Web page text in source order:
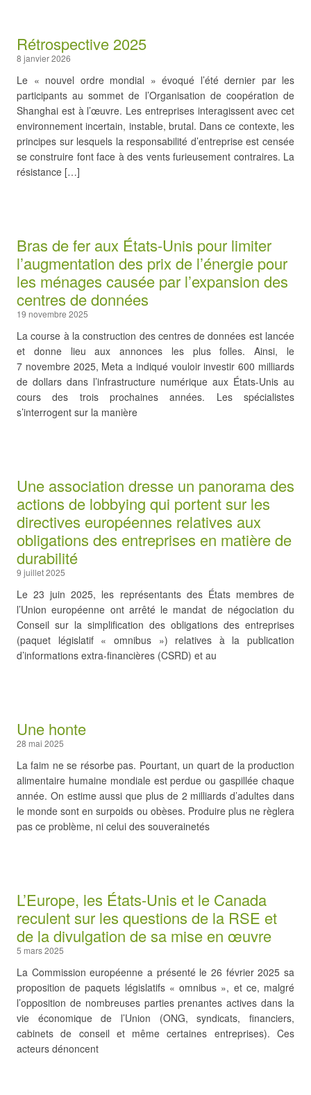
Rétrospective 2025
8 janvier 2026
Le « nouvel ordre mondial » évoqué l’été dernier par les
participants au sommet de l’Organisation de coopération de
Shanghai est à l’œuvre. Les entreprises interagissent avec cet
environnement incertain, instable, brutal. Dans ce contexte, les
principes sur lesquels la responsabilité d’entreprise est censée
se construire font face à des vents furieusement contraires. La
résistance […]
Bras de fer aux États-Unis pour limiter
l’augmentation des prix de l’énergie pour
les ménages causée par l’expansion des
centres de données
19 novembre 2025
La course à la construction des centres de données est lancée
et donne lieu aux annonces les plus folles. Ainsi, le
7 novembre 2025, Meta a indiqué vouloir investir 600 milliards
de dollars dans l’infrastructure numérique aux États-Unis au
cours des trois prochaines années. Les spécialistes
s’interrogent sur la manière
Une association dresse un panorama des
actions de lobbying qui portent sur les
directives européennes relatives aux
obligations des entreprises en matière de
durabilité
9 juillet 2025
Le 23 juin 2025, les représentants des États membres de
l’Union européenne ont arrêté le mandat de négociation du
Conseil sur la simplification des obligations des entreprises
(paquet législatif « omnibus ») relatives à la publication
d’informations extra-financières (CSRD) et au
Une honte
28 mai 2025
La faim ne se résorbe pas. Pourtant, un quart de la production
alimentaire humaine mondiale est perdue ou gaspillée chaque
année. On estime aussi que plus de 2 milliards d’adultes dans
le monde sont en surpoids ou obèses. Produire plus ne règlera
pas ce problème, ni celui des souverainetés
L’Europe, les États-Unis et le Canada
reculent sur les questions de la RSE et
de la divulgation de sa mise en œuvre
5 mars 2025
La Commission européenne a présenté le 26 février 2025 sa
proposition de paquets législatifs « omnibus », et ce, malgré
l’opposition de nombreuses parties prenantes actives dans la
vie économique de l’Union (ONG, syndicats, financiers,
cabinets de conseil et même certaines entreprises). Ces
acteurs dénoncent